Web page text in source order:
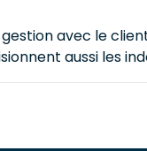
avec le
aussi les